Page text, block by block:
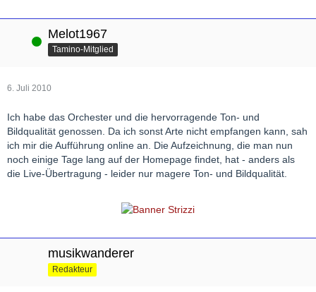
Und es war ein solcher, denn das was nun folgt war das
erwartete Buhkonzert. Die Moderatorin ortetet unter dem
Buhorkan auch Bravorufe - sie hat vermutlich ein besseres
Aussage an diesem Abend - und WIE einig es sich war. !!!
Online Melot1967
Tamino-Mitglied
6. Juli 2010
Ich habe das Orchester und die hervorragende Ton- und
Bildqualität genossen. Da ich sonst Arte nicht empfangen kann, sah
ich mir die Aufführung online an. Die Aufzeichnung, die man nun
noch einige Tage lang auf der Homepage findet, hat - anders als
die Live-Übertragung - leider nur magere Ton- und Bildqualität.
musikwanderer
Redakteur